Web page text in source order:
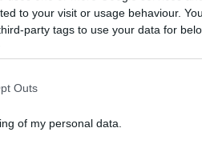
to your visit or usage behaviour.
party tags to use your data for
Outs
of my personal data.
vállal a kutatási, fejlesztési
bértámogatás mellé három
részt vevő
Ezt a támogatási formát már
oktatást, amelyre több mint